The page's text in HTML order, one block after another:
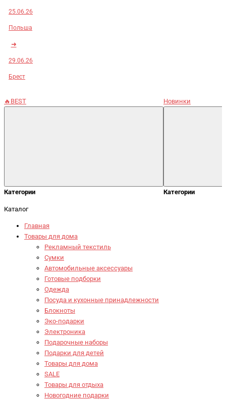
25.06.26
Польша
➜
29.06.26
Брест
🔥BEST
Категории
Новинки
Категории
Каталог
Главная
Товары для дома
Рекламный текстиль
Сумки
Автомобильные аксессуары
Готовые подборки
Одежда
Посуда и кухонные принадлежности
Блокноты
Эко-подарки
Электроника
Подарочные наборы
Подарки для детей
Товары для дома
SALE
Товары для отдыха
Новогодние подарки